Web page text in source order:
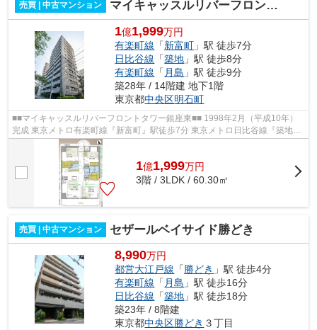
売買 | 中古マンション マイキャッスルリバーフロントタワー銀座東
1億1,999万円
有楽町線 「新富町 」駅 徒歩7分
日比谷線 「築地 」駅 徒歩8分
有楽町線 「 月島 」駅 徒歩9分
築28年 / 14階建 地下1階
東京都中央区明石町
■■マイキャッスルリバーフロントタワー銀座東■■ 1998年2月（平成10年）
完成 東京メトロ有楽町線『新富町』駅徒歩7分 東京メトロ日比谷線『築地』
駅徒歩8分 都営大江戸線、東京メトロ...
1億1,999万円
3階 / 3LDK / 60.30㎡
売買 | 中古マンション セザールベイサイド勝どき
8,990万円
都営大江戸線 「勝どき 」駅 徒歩4分
有楽町線 「 月島 」駅 徒歩16分
日比谷線 「築地 」駅 徒歩18分
築23年 / 8階建
東京都中央区勝どき ３丁目